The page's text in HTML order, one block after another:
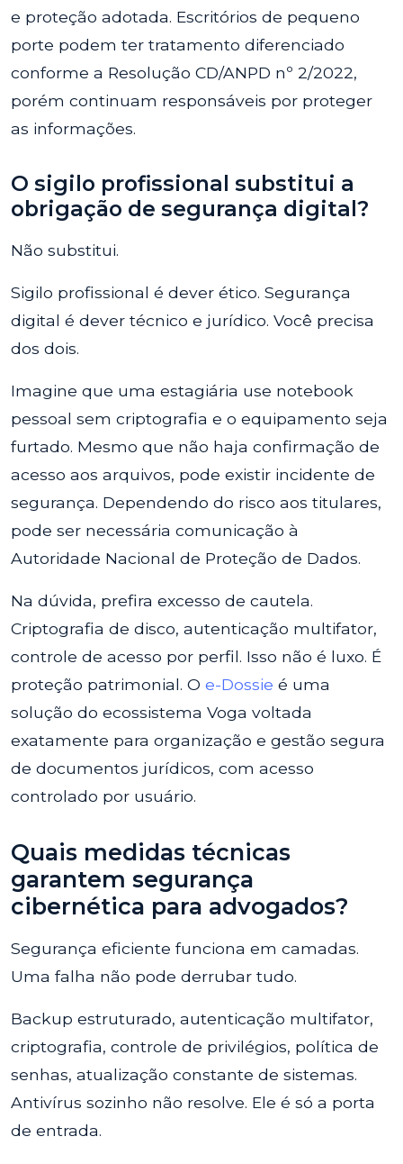
e proteção adotada. Escritórios de pequeno
porte podem ter tratamento diferenciado
conforme a Resolução CD/ANPD nº 2/2022,
porém continuam responsáveis por proteger
as informações.
O sigilo profissional substitui a
obrigação de segurança digital?
Não substitui.
Sigilo profissional é dever ético. Segurança
digital é dever técnico e jurídico. Você precisa
dos dois.
Imagine que uma estagiária use notebook
pessoal sem criptografia e o equipamento seja
furtado. Mesmo que não haja confirmação de
acesso aos arquivos, pode existir incidente de
segurança. Dependendo do risco aos titulares,
pode ser necessária comunicação à
Autoridade Nacional de Proteção de Dados.
Na dúvida, prefira excesso de cautela.
Criptografia de disco, autenticação multifator,
controle de acesso por perfil. Isso não é luxo. É
proteção patrimonial. O e-Dossie é uma
solução do ecossistema Voga voltada
exatamente para organização e gestão segura
de documentos jurídicos, com acesso
controlado por usuário.
Quais medidas técnicas
garantem segurança
cibernética para advogados?
Segurança eficiente funciona em camadas.
Uma falha não pode derrubar tudo.
Backup estruturado, autenticação multifator,
criptografia, controle de privilégios, política de
senhas, atualização constante de sistemas.
Antivírus sozinho não resolve. Ele é só a porta
de entrada.